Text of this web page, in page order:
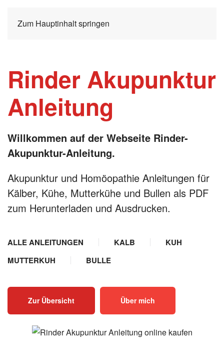
Zum Hauptinhalt springen
Rinder Akupunktur
Anleitung
Willkommen auf der Webseite Rinder-
Akupunktur-Anleitung.
Akupunktur und Homöopathie Anleitungen für
Kälber, Kühe, Mutterkühe und Bullen als PDF
zum Herunterladen und Ausdrucken.
ALLE ANLEITUNGEN KALB
KUH
MUTTERKUH
BULLE
Zur Übersicht Über mich